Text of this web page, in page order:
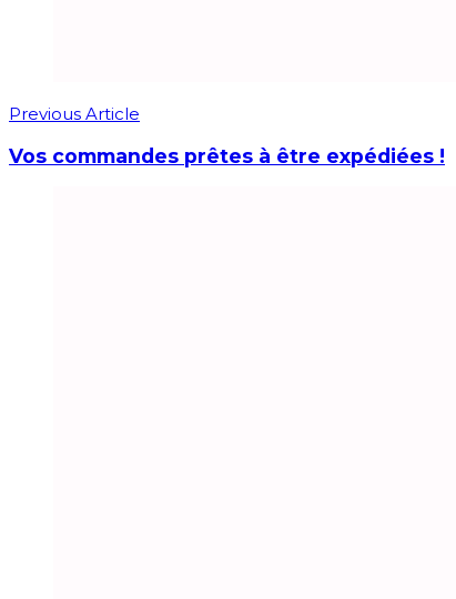
Previous Article
Vos commandes prêtes à être expédiées !